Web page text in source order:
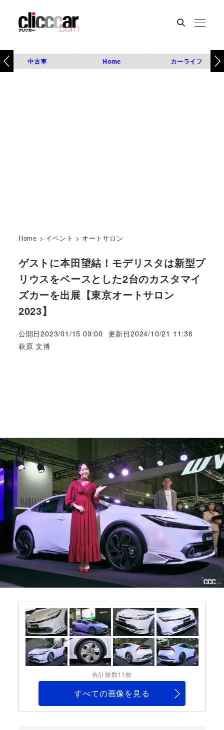
中古車 Home カーライフ
Home > イベント > オートサロン
ゲストに本田望結！モデリスタは新型プ
リウスをベースとした2台のカスタマイ
ズカーを出展【東京オートサロン
2023】
公開日2023/01/15 09:00 更新日2024/10/21 11:36
著
萩原 文博
合計枚数11枚
すべての画像を見る